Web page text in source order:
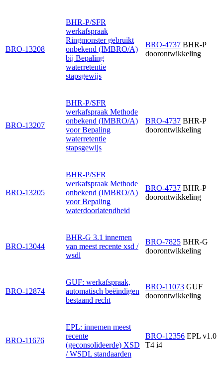
BRO-13208
BHR-P/SFR
werkafspraak
Ringmonster gebruikt
onbekend (IMBRO/A)
bij Bepaling
waterretentie
stapsgewijs
BRO-4737 BHR-P
doorontwikkeling
BRO-13207
BHR-P/SFR
werkafspraak Methode
onbekend (IMBRO/A)
voor Bepaling
waterretentie
stapsgewijs
BRO-4737 BHR-P
doorontwikkeling
BRO-13205
BHR-P/SFR
werkafspraak Methode
onbekend (IMBRO/A)
voor Bepaling
waterdoorlatendheid
BRO-4737 BHR-P
doorontwikkeling
BRO-13044
BHR-G 3.1 innemen
van meest recente xsd /
wsdl
BRO-7825 BHR-G
doorontwikkeling
BRO-12874
GUF: werkafspraak,
automatisch beëindigen
bestaand recht
BRO-11073 GUF
doorontwikkeling
BRO-11676
EPL: innemen meest
recente
(geconsolideerde) XSD
/ WSDL standaarden
BRO-12356 EPL v1.0
T4 i4